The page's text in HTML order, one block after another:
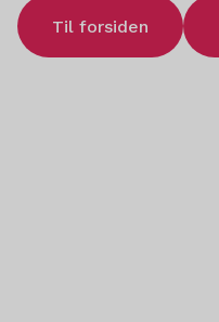
Til forsiden